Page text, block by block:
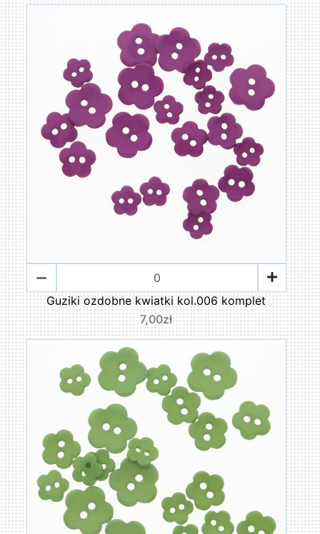
Guziki ozdobne kwiatki kol.006 komplet
7,00zł